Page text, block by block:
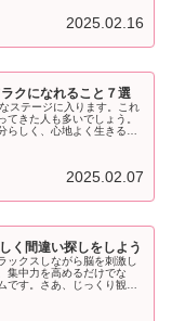
2025.02.16
クになれること７選
ステージに入ります。これ
てきた人も多いでしょう。
らしく、心地よく生きるこ
2025.02.07
く間違い探しをしよう
ックスしながら脳を刺激し
集中力を高めるだけでな
です。さあ、じっくり観察